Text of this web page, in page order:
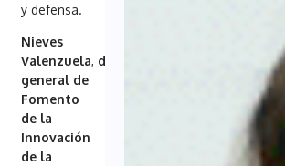
y defensa.
Nieves
Valenzuela, directora
general de
Fomento
de la
Innovación
de la